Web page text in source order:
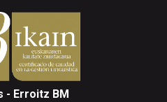
- Erroitz BM